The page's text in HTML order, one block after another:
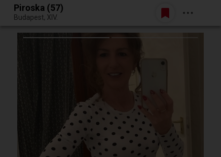
Egy jó randiból bármi lehet.
Belépés
Piroska (57)
Budapest, XIV.